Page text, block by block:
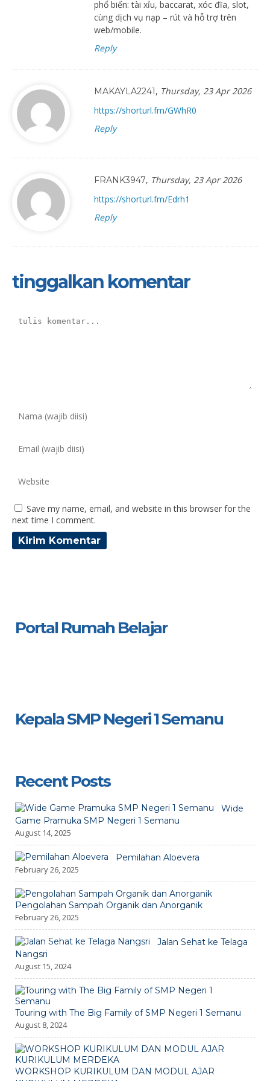
phổ biến: tài xỉu, baccarat, xóc đĩa, slot,
cùng dịch vụ nạp – rút và hỗ trợ trên
web/mobile.
Reply
MAKAYLA2241, Thursday, 23 Apr 2026
https://shorturl.fm/GWhR0
Reply
FRANK3947, Thursday, 23 Apr 2026
https://shorturl.fm/Edrh1
Reply
tinggalkan komentar
Save my name, email, and website in this browser for the
next time I comment.
Portal Rumah Belajar
Kepala SMP Negeri 1 Semanu
Recent Posts
Wide
Game Pramuka SMP Negeri 1 Semanu
August 14, 2025
Pemilahan Aloevera
February 26, 2025
Pengolahan Sampah Organik dan Anorganik
February 26, 2025
Jalan Sehat ke Telaga
Nangsri
August 15, 2024
Touring with The Big Family of SMP Negeri 1 Semanu
August 8, 2024
WORKSHOP KURIKULUM DAN MODUL AJAR